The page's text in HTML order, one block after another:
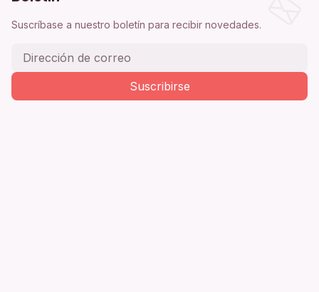
Suscríbase a nuestro boletín para recibir novedades.